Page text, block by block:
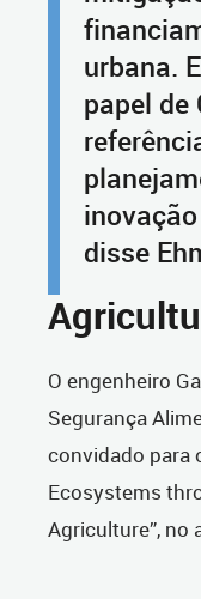
urbana.
papel de
disse
O engenheiro
Segurança
convidado para
Ecosystems
Agriculture”, no